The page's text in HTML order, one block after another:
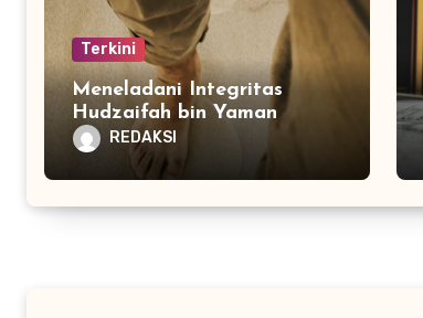
Terkini
Meneladani Integritas
Hudzaifah bin Yaman
REDAKSI